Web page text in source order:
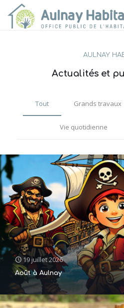
AULNAY
Actualités et
Tout Grands travaux
Vie quotidienne
19 juillet 2026
Août à Aulnay